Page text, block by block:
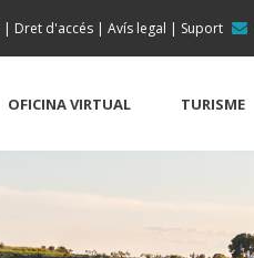
| Dret d'accés | Avís legal | Suport
OFICINA VIRTUAL TURISME